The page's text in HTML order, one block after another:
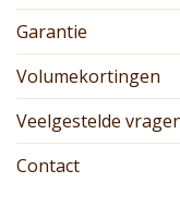
Garantie
Volumekortingen
Veelgestelde
Contact